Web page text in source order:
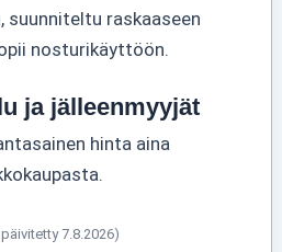
suunniteltu raskaaseen
nosturikäyttöön.
ja jälleenmyyjät
hinta aina
7.8.2026)